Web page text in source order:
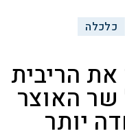
כלכלה
הריבית
שר האוצר
יותר